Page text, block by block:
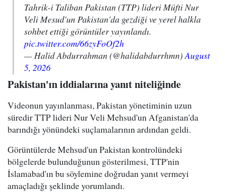
Tahrik-i Taliban Pakistan (TTP) lideri Müfti Nur
Veli Mesud'un Pakistan'da gezdiği ve yerel halkla
sohbet ettiği görüntüler yayınlandı.
pic.twitter.com/66zyFoOf2h
— Halid Abdurrahman (@halidabdurrhmn) August
5, 2026
Pakistan'ın iddialarına yanıt niteliğinde
Videonun yayınlanması, Pakistan yönetiminin uzun
süredir TTP lideri Nur Veli Mehsud'un Afganistan'da
barındığı yönündeki suçlamalarının ardından geldi.
Görüntülerde Mehsud'un Pakistan kontrolündeki
bölgelerde bulunduğunun gösterilmesi, TTP'nin
İslamabad'ın bu söylemine doğrudan yanıt vermeyi
amaçladığı şeklinde yorumlandı.